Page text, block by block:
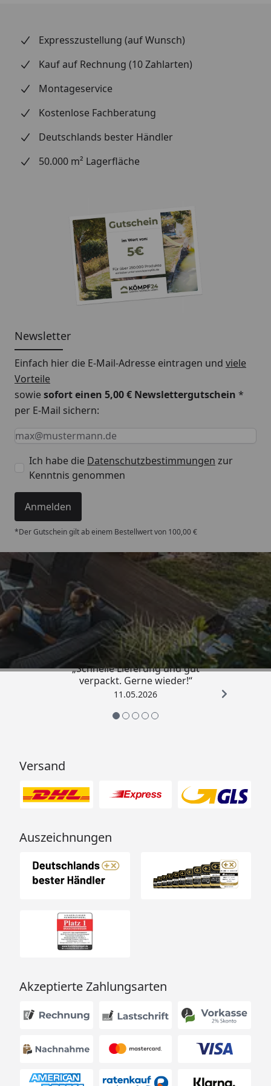
Fugenbild:
Nullfuge
Grundfarbe:
weiß
Befestigungsklammern
Abmessung:
Je nach Wahl:
1271 x 191 mm
2041 x 191 mm
2591 x 191 mm
HINWEIS:Die Farbgebung kann je nach
Bildschirmauflösung, Dekor oder auch Helligkeit variabel
sein.
Expresszustellung (auf Wunsch)
Kauf auf Rechnung (10 Zahlarten)
Montageservice
Kostenlose Fachberatung
Deutschlands bester Händler
50.000 m² Lagerfläche
Newsletter
Einfach hier die E-Mail-Adresse eintragen und viele
Vorteile
sowiesofort einen 5,00 € Newslettergutschein *
per E-Mail sichern:
Keine Eingabe erforderlich
Eingabe erforderlich
E-Mail *
Ich habe die Datenschutzbestimmungen zur
Kenntnis genommen
Anmelden
*Der Gutschein gilt ab einem Bestellwert von 100,00 €
Trusted Shops
4,93/ 5
„Schnelle Lieferung und gut
verpackt. Gerne wieder!“
11.05.2026
Versand
Auszeichnungen
Akzeptierte Zahlungsarten